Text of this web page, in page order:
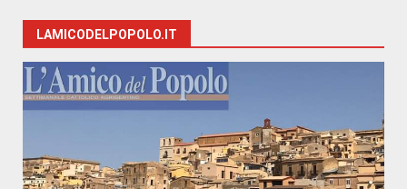
LAMICODELPOPOLO.IT